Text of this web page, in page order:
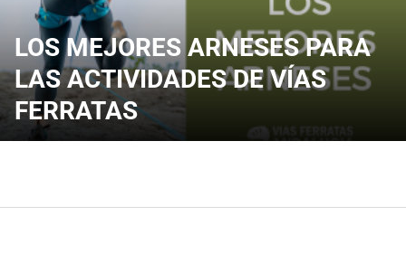
LOS MEJORES ARNESES PARA
LAS ACTIVIDADES DE VÍAS
FERRATAS